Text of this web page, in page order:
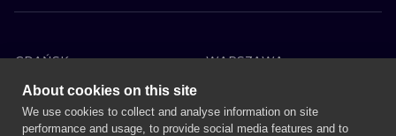
GDAŃSK
WARSZAWA
POZNAŃ
KATOWICE
WROCŁAW
About cookies on this site
We use cookies to collect and analyse information on site
performance and usage, to provide social media features and to